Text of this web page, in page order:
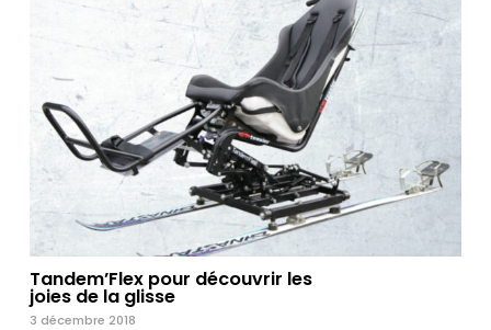
Tandem’Flex pour découvrir les
joies de la glisse
3 décembre 2018